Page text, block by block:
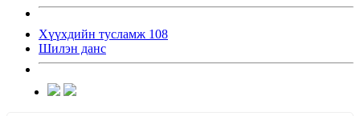
Хүүхдийн тусламж 108
Шилэн данс